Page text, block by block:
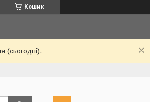
Кошик
(сьогодні).